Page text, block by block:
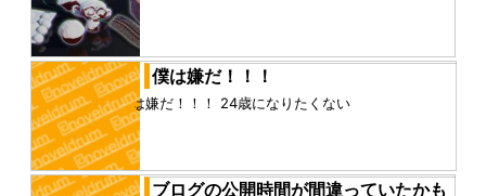
ジオメトリノードの講座、「感覚で学ぶ！Blender ジ
オメトリノードの世界」を配信することになりまし
た！ https:...
僕は嫌だ！！！
僕は嫌だ！！！ 24歳になりたくない
ブログの公開時間が間違っていたかも